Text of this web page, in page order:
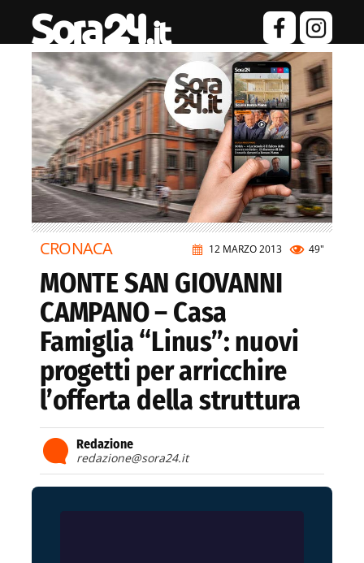
12 MARZO 2013 49"
CRONACA
MONTE SAN GIOVANNI
CAMPANO – Casa
Famiglia “Linus”: nuovi
progetti per arricchire
l’offerta della struttura
Redazione
redazione@sora24.it